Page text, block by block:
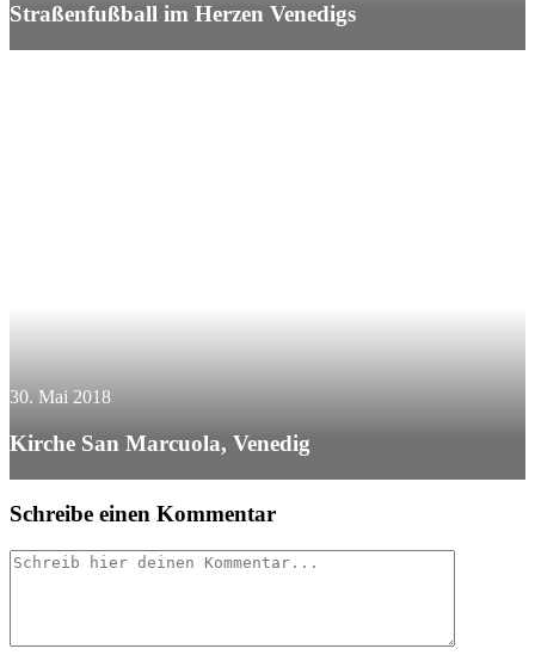
Straßenfußball im Herzen Venedigs
30. Mai 2018
Kirche San Marcuola, Venedig
Schreibe einen Kommentar